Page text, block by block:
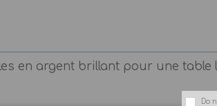
Do
en argent brillant pour une